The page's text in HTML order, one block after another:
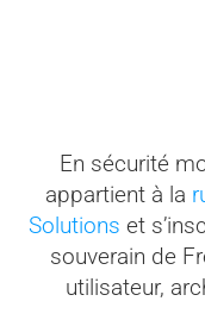
En sécurité
appartient à la
Solutions et
souverain de
utilisateur,